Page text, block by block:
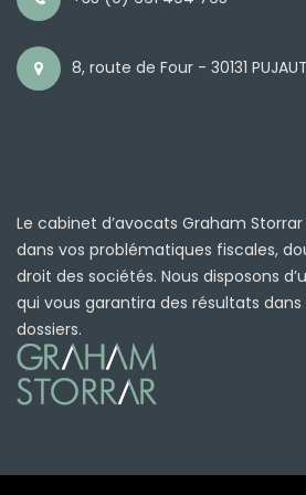
8, route de Four - 30131
Le cabinet d’avocats Graham
dans vos problématiques fiscales,
droit des sociétés. Nous disposons
qui vous garantira des résultats
dossiers.